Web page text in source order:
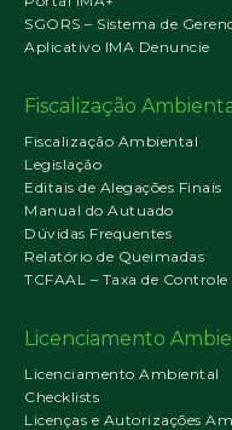
SGORS – Sistema de
Aplicativo IMA Denuncie
Fiscalização
Fiscalização Ambiental
Legislação
Editais de Alegações Finais
Manual do Autuado
Dúvidas Frequentes
Relatório de Queimadas
TCFAAL – Taxa de
Licenciamento
Licenciamento Ambiental
Checklists
Licenças e Autorizações